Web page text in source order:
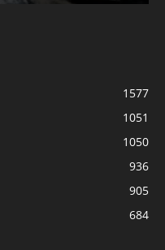
1577
1051
1050
936
905
684